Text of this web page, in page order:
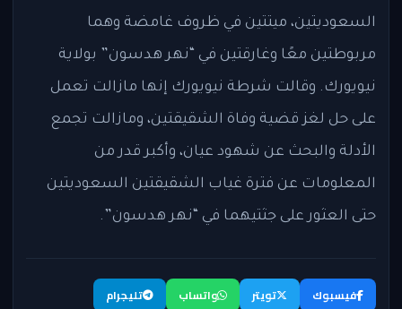
السعوديتين، ميتتين في ظروف غامضة وهما
مربوطتين معًا وغارقتين في “نهر هدسون” بولاية
نيويورك. وقالت شرطة نيويورك إنها مازالت تعمل
على حل لغز قضية وفاة الشقيقتين، ومازالت تجمع
الأدلة والبحث عن شهود عيان، وأكبر قدر من
المعلومات عن فترة غياب الشقيقتين السعوديتين
حتى العثور على جثتيهما في “نهر هدسون”.
فيسبوك تويتر واتساب
تليجرام